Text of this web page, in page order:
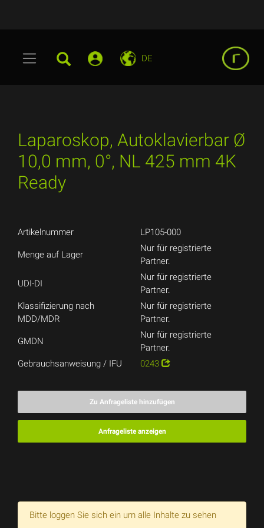
DE
Laparoskop, Autoklavierbar Ø
10,0 mm, 0°, NL 425 mm 4K
Ready
Artikelnummer LP105-000
Menge auf Lager
Nur für registrierte
Partner.
UDI-DI
Nur für registrierte
Partner.
Klassifizierung nach
MDD/MDR
Nur für registrierte
Partner.
GMDN
Nur für registrierte
Partner.
Gebrauchsanweisung / IFU
0243
Zu Anfrageliste hinzufügen
Anfrageliste anzeigen
Bitte loggen Sie sich ein um alle Inhalte zu sehen